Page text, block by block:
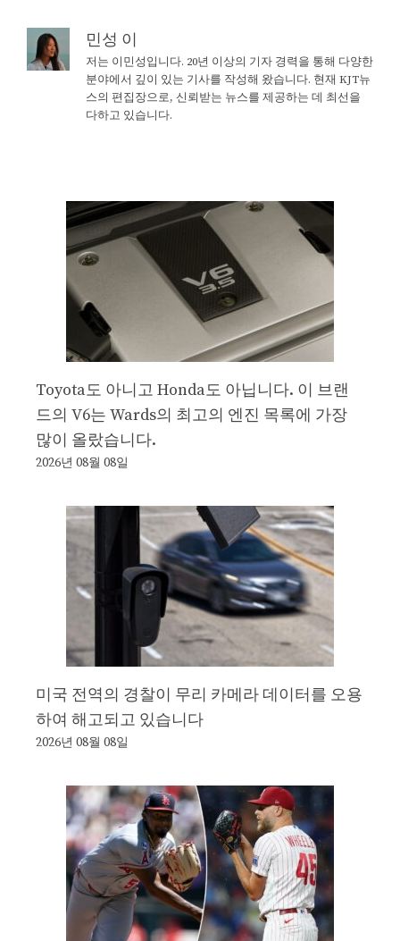
민성 이
저는 이민성입니다. 20년 이상의 기자 경력을 통해 다양한
분야에서 깊이 있는 기사를 작성해 왔습니다. 현재 KJT뉴
스의 편집장으로, 신뢰받는 뉴스를 제공하는 데 최선을
다하고 있습니다.
Toyota도 아니고 Honda도 아닙니다. 이 브랜
드의 V6는 Wards의 최고의 엔진 목록에 가장
많이 올랐습니다.
2026년 08월 08일
미국 전역의 경찰이 무리 카메라 데이터를 오용
하여 해고되고 있습니다
2026년 08월 08일